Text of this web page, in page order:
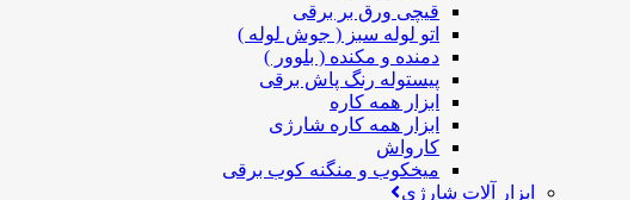
قیچی ورق بر برقی
اتو لوله سبز ( جوش لوله )
دمنده و مکنده ( بلوور )
پیستوله رنگ پاش برقی
ابزار همه کاره
ابزار همه کاره شارژی
کارواش
میخکوب و منگنه کوب برقی
ابزار آلات شارژی